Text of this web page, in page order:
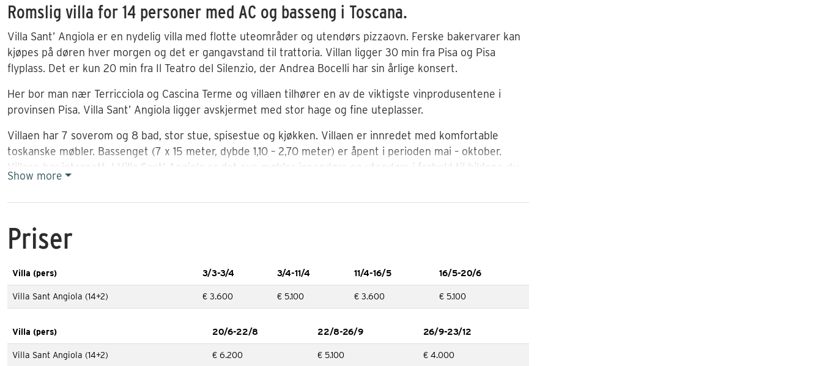
Romslig villa for 14 personer med AC og basseng i Toscana.
Villa Sant’ Angiola er en nydelig villa med flotte uteområder og utendørs pizzaovn. Ferske bakervarer kan
kjøpes på døren hver morgen og det er gangavstand til trattoria. Villan ligger 30 min fra Pisa og Pisa
flyplass. Det er kun 20 min fra Il Teatro del Silenzio, der Andrea Bocelli har sin årlige konsert.
Her bor man nær Terricciola og Cascina Terme og villaen tilhører en av de viktigste vinprodusentene i
provinsen Pisa. Villa Sant’ Angiola ligger avskjermet med stor hage og fine uteplasser.
Villaen har 7 soverom og 8 bad, stor stue, spisestue og kjøkken. Villaen er innredet med komfortable
toskanske møbler. Bassenget (7 x 15 meter, dybde 1,10 – 2,70 meter) er åpent i perioden mai – oktober.
Villaen har internett. I Villa Sant’ Angiola er det nye møbler innendørs og utendørs i forhold til bildene du
finner på vår nettside. Vi anbefaler å se videoen som er laget for denne villaen.
Terricciola er med i den nasjonale; ”City of Wine”-association. Denne byen står i vinens tegn, og er man
heldig kan man delta på en av de mange festivalene som finner sted her. Byen er plassert midt i provinsen
Pisa mellom Pontedera og Volterra. Landskapet er vakkert i dette området, og du får her oppleve det
maleriske vakre Toscana med bølgende landskap, sypresser og små pittoreske byer.
Eieren av Villa Sant Angiola gjør det stort innen vin. Det arrangeres gratis vinsmaking for gjestene. På
kjøkkenet i villaen står det et vinskap med vin fra eiendommen og det er mulig å kjøpe vin fra vinskapet.
Her har man et perfekt utgangspunkt for å besøke flere spennende steder som; Lajatico 14,5 km, Pisa 25
Show more
Priser
Villa (pers) 3/3-3/4 3/4-11/4 11/4-16/5 16/5-20/6
Villa Sant Angiola (14+2) € 3.600 € 5.100 € 3.600 € 5.100
Villa (pers) 20/6-22/8 22/8-26/9 26/9-23/12
Villa Sant Angiola (14+2) € 6.200 € 5.100 € 4.000